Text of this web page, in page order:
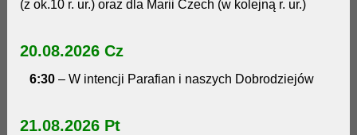
(z ok.10 r. ur.) oraz dla Marii Czech (w kolejną r. ur.)
20.08.2026 Cz
6:30 – W intencji Parafian i naszych Dobrodziejów
21.08.2026 Pt